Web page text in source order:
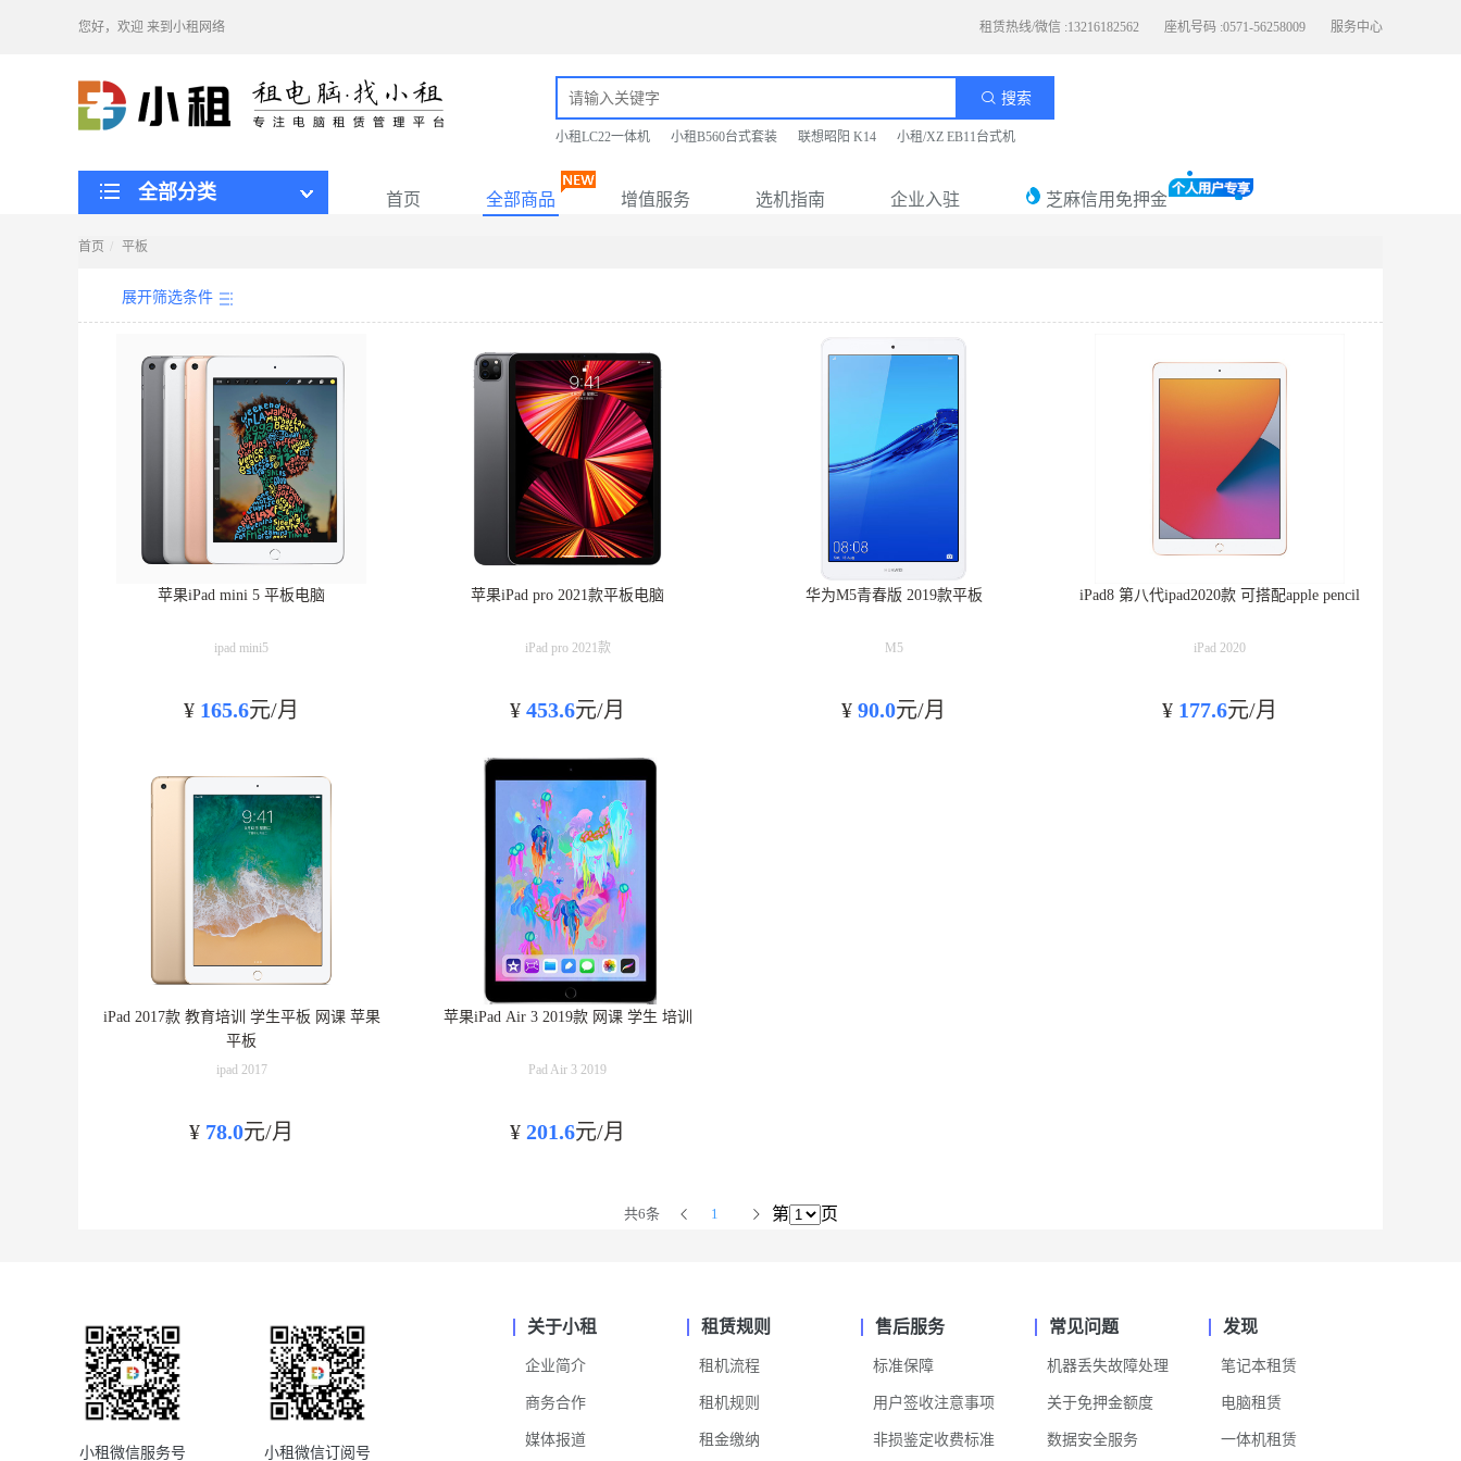
您好，欢迎 来到小租网络 租赁热线/微信 :13216182562 座机号码 :0571-56258009 服务中心
搜索
小租LC22一体机 小租B560台式套装 联想昭阳 K14 小租/XZ EB11台式机
全部分类 首页 全部商品 增值服务 选机指南 企业入驻 芝麻信用免押金
首页 平板
展开筛选条件
苹果iPad mini 5 平板电脑
ipad mini5
¥ 165.6元/月
苹果iPad pro 2021款平板电脑
iPad pro 2021款
¥ 453.6元/月
华为M5青春版 2019款平板
M5
¥ 90.0元/月
iPad8 第八代ipad2020款 可搭配apple pencil
iPad 2020
¥ 177.6元/月
iPad 2017款 教育培训 学生平板 网课 苹果
平板
ipad 2017
¥ 78.0元/月
苹果iPad Air 3 2019款 网课 学生 培训
Pad Air 3 2019
¥ 201.6元/月
共6条 1 第 页
关于小租
企业简介
商务合作
媒体报道
租赁规则
租机流程
租机规则
租金缴纳
售后服务
标准保障
用户签收注意事项
非损鉴定收费标准
常见问题
机器丢失故障处理
关于免押金额度
数据安全服务
发现
笔记本租赁
电脑租赁
一体机租赁
小租微信服务号
小租微信订阅号